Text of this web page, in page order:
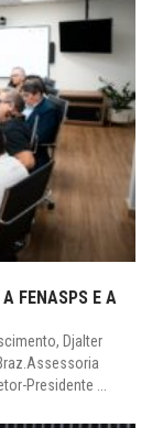
FENASPS E A
Djalter
Presidente ...